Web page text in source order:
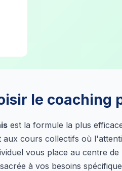
le coaching
est la formule la plus
aux cours collectifs où
vous place au centre
à vos besoins